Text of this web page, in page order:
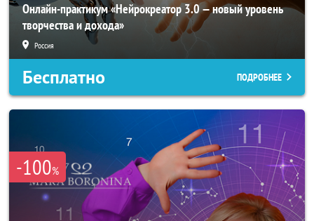
Онлайн-практикум «Нейрокреатор 3.0 — новый уровень
творчества и дохода»
Россия
Бесплатно ПОДРОБНЕЕ
-100%